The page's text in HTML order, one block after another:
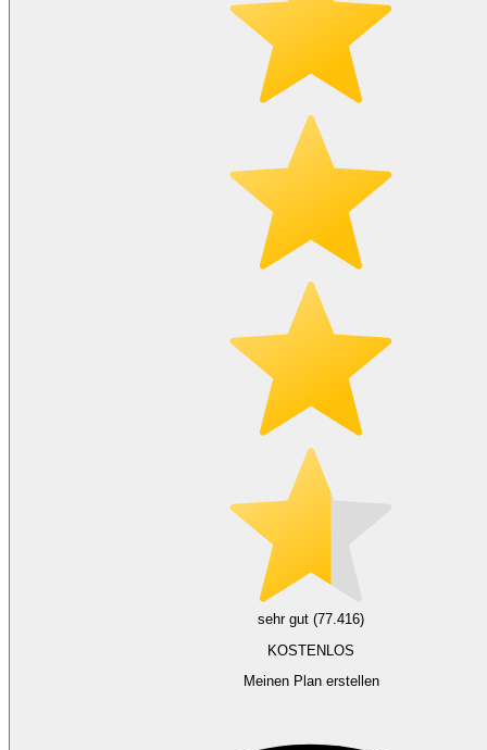
sehr gut (77.416)
KOSTENLOS
Meinen Plan erstellen